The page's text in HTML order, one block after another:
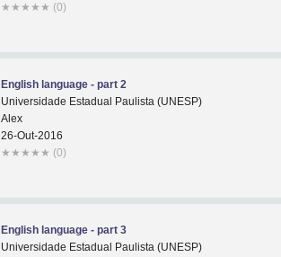
★ ★ ★ ★ ★ (0)
English language - part 2
Universidade Estadual Paulista (UNESP)
Alex
26-Out-2016
★ ★ ★ ★ ★ (0)
English language - part 3
Universidade Estadual Paulista (UNESP)